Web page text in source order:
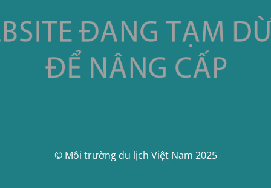
© Môi trường du lịch Việt Nam 2025